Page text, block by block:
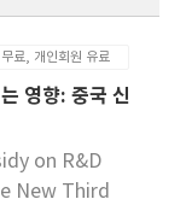
료, 개인회원 유료
영향: 중국 신
on R&D
New Third